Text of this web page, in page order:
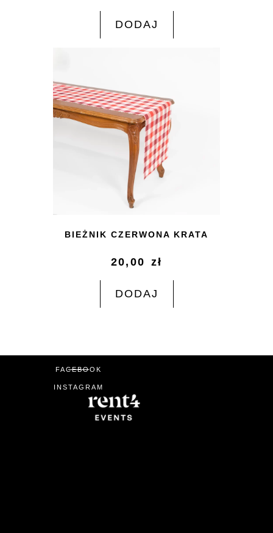
DODAJ
BIEŻNIK CZERWONA KRATA
20,00 zł
DODAJ
FACEBOOK
INSTAGRAM